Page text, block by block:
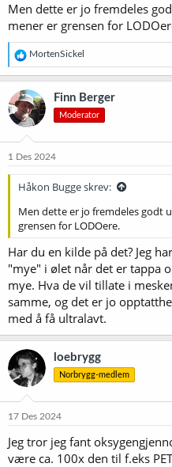
Men dette er jo fremdeles
mener er grensen for
R
e
a
k
s
j
o
e
MortenSickel
Finn Berger
Moderator
1 Des 2024
Håkon Bugge skrev:
Men dette er jo fremdeles godt
grensen for LODOere.
Har du en kilde på det? Jeg
"mye" i ølet når det er tappa
mye. Hva de vil tillate i
samme, og det er jo
med å få ultralavt.
loebrygg
Norbrygg-medlem
17 Des 2024
Jeg tror jeg fant
være ca. 100x den til f.eks